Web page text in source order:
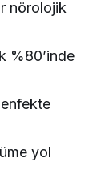
nörolojik
%80’inde
yol